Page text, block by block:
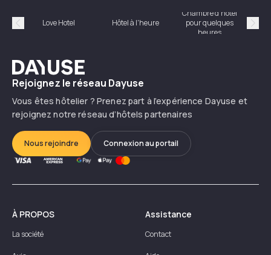
Précédent
Love Hotel Hôtel à l'heure
Chambre d'hôtel
pour quelques
heures
Dayuse
Rejoignez le réseau Dayuse
Vous êtes hôtelier ? Prenez part à l’expérience Dayuse et
rejoignez notre réseau d’hôtels partenaires
Nous rejoindre Connexion au portail
À PROPOS
La société
Assistance
Contact